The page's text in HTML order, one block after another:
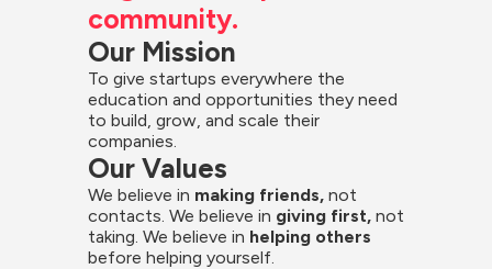
community.
Our Mission
To give startups everywhere the
education and opportunities they need
to build, grow, and scale their
companies.
Our Values
We believe in making friends, not
contacts. We believe in giving first, not
taking. We believe in helping others
before helping yourself.